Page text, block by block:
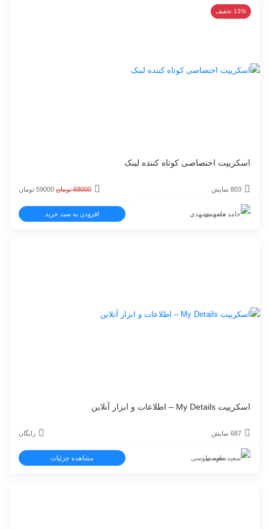
13% تخفیف
اسکریپت اختصاصی کوتاه کننده لینک
803 نمایش 68000 تومان قیمت
68000 تومان
59000 تومان
حامد مشهدی افزودن به سبد خرید
اسکریپت My Details – اطلاعات و ابزار آنلاین
687 نمایش رایگان
سعید طوسی مشاهده جزئیات